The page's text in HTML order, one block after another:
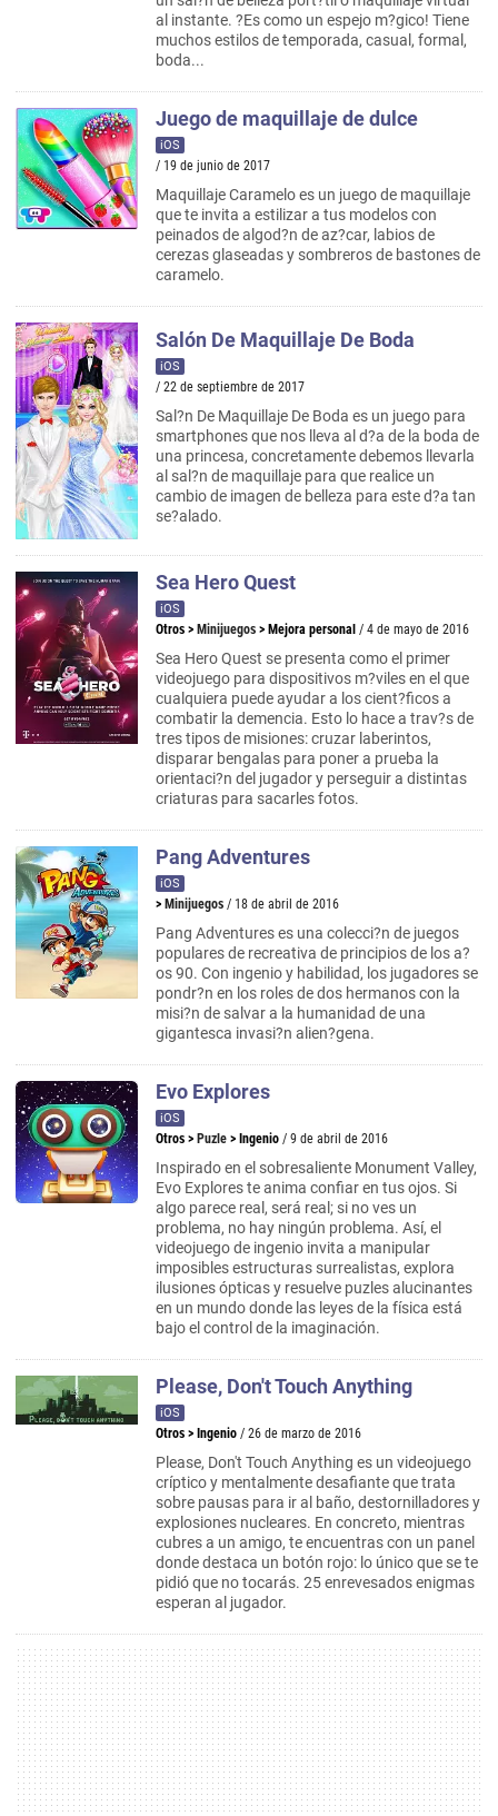
al instante. ?Es como un espejo m?gico! Tiene
muchos estilos de temporada, casual, formal,
boda...
Juego de maquillaje de dulce
iOS
/ 19 de junio de 2017
Maquillaje Caramelo es un juego de maquillaje
que te invita a estilizar a tus modelos con
peinados de algod?n de az?car, labios de
cerezas glaseadas y sombreros de bastones de
caramelo.
Salón De Maquillaje De Boda
iOS
/ 22 de septiembre de 2017
Sal?n De Maquillaje De Boda es un juego para
smartphones que nos lleva al d?a de la boda de
una princesa, concretamente debemos llevarla
al sal?n de maquillaje para que realice un
cambio de imagen de belleza para este d?a tan
se?alado.
Sea Hero Quest
iOS
Otros > Minijuegos > Mejora personal / 4 de mayo de 2016
Sea Hero Quest se presenta como el primer
videojuego para dispositivos m?viles en el que
cualquiera puede ayudar a los cient?ficos a
combatir la demencia. Esto lo hace a trav?s de
tres tipos de misiones: cruzar laberintos,
disparar bengalas para poner a prueba la
orientaci?n del jugador y perseguir a distintas
criaturas para sacarles fotos.
Pang Adventures
iOS
> Minijuegos / 18 de abril de 2016
Pang Adventures es una colecci?n de juegos
populares de recreativa de principios de los a?
os 90. Con ingenio y habilidad, los jugadores se
pondr?n en los roles de dos hermanos con la
misi?n de salvar a la humanidad de una
gigantesca invasi?n alien?gena.
Evo Explores
iOS
Otros > Puzle > Ingenio / 9 de abril de 2016
Inspirado en el sobresaliente Monument Valley,
Evo Explores te anima confiar en tus ojos. Si
algo parece real, será real; si no ves un
problema, no hay ningún problema. Así, el
videojuego de ingenio invita a manipular
imposibles estructuras surrealistas, explora
ilusiones ópticas y resuelve puzles alucinantes
en un mundo donde las leyes de la física está
bajo el control de la imaginación.
Please, Don't Touch Anything
iOS
Otros > Ingenio / 26 de marzo de 2016
Please, Don't Touch Anything es un videojuego
críptico y mentalmente desafiante que trata
sobre pausas para ir al baño, destornilladores y
explosiones nucleares. En concreto, mientras
cubres a un amigo, te encuentras con un panel
donde destaca un botón rojo: lo único que se te
pidió que no tocarás. 25 enrevesados enigmas
esperan al jugador.